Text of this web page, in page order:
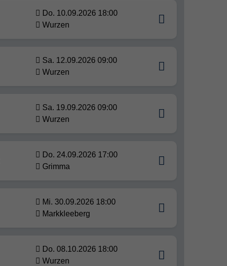
Do. 10.09.2026 18:00
Wurzen
Sa. 12.09.2026 09:00
Wurzen
Sa. 19.09.2026 09:00
Wurzen
Do. 24.09.2026 17:00
Grimma
Mi. 30.09.2026 18:00
Markkleeberg
Do. 08.10.2026 18:00
Wurzen